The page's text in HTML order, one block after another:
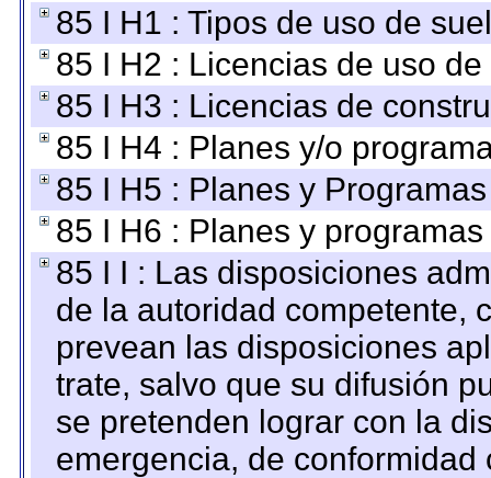
85 I H1 : Tipos de uso de
85 I H2 : Licencias de uso
85 I H3 : Licencias de
85 I H4 : Planes y/o
85 I H5 : Planes y
85 I H6 : Planes y
85 I I : Las disposiciones
de la autoridad competente,
prevean las disposiciones
trate, salvo que su difusión
se pretenden lograr con la
emergencia, de